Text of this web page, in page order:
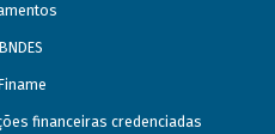
financeiras credenciadas